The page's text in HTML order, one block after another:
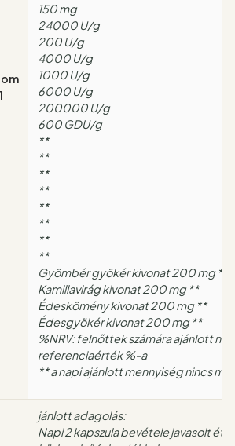
150 mg
24000 U/g
200 U/g
4000 U/g
1000 U/g
6000 U/g
200000 U/g
600 GDU/g
**
**
**
**
**
**
**
**
Gyömbér gyökér kivonat 200 mg **
Kamillavirág kivonat 200 mg **
Édeskömény kivonat 200 mg **
Édesgyökér kivonat 200 mg **
%NRV: felnőttek számára ajánlott
referenciaérték %-a
** a napi ajánlott mennyiség nincs
jánlott adagolás:
Napi 2 kapszula bevétele javasolt